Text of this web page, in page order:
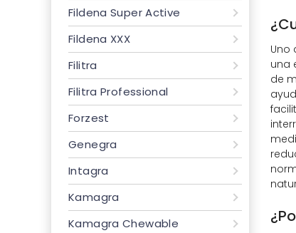
Fildena Super Active
Fildena XXX
Filitra
Filitra Professional
Forzest
Genegra
Intagra
Kamagra
Kamagra Chewable
Uno
una
de